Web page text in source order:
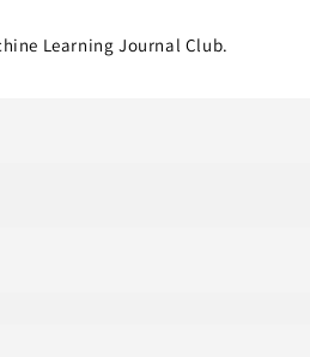
Learning Journal Club.